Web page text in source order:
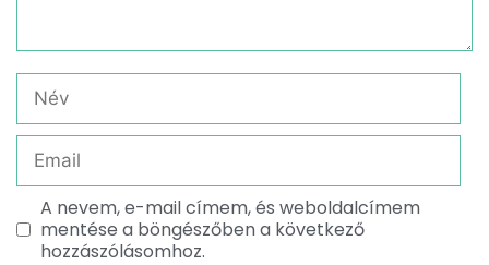
A nevem, e-mail címem, és weboldalcímem
mentése a böngészőben a következő
hozzászólásomhoz.